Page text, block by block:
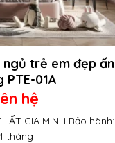
trẻ em đẹp ấn
PTE-01A
hệ
GIA MINH Bảo hành:
tháng